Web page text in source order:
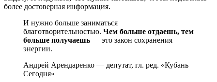
более достоверная информация.
И нужно больше заниматься
благотворительностью. Чем больше отдаешь, тем
больше получаешь — это закон сохранения
энергии.
Андрей Арендаренко — депутат, гл. ред. «Кубань
Сегодня»